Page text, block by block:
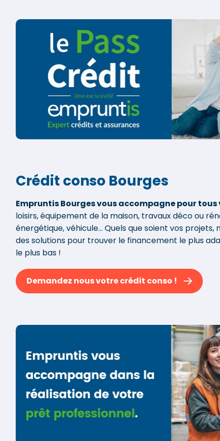
Crédit conso Bourges
Empruntis Bourges vous accompagne pour tous
loisirs, équipement de la maison, travaux déco ou
énergétique, véhicule... Quels que soient vos projets,
des solutions pour trouver le financement le plus
le plus bas !
Demandez nous votre crédit conso !